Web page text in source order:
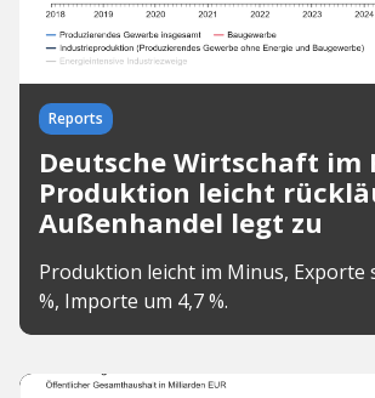
Reports
Deutsche Wirtschaft im
Produktion leicht
Außenhandel legt zu
Produktion leicht im Minus, Exporte
%, Importe um 4,7 %.